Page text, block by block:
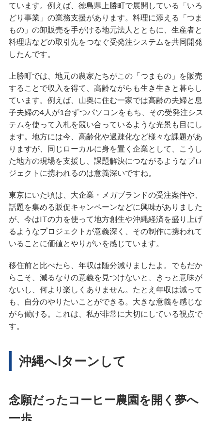
ています。例えば、徳島県上勝町で展開している「いろ
どり事業」の業務支援があります。料理に添える「つま
もの」の卸販売を手がける地元法人とともに、生産者と
料理店などの取引先をつなぐ受発注システムを共同開発
したんです。
上勝町では、地元の農家たちがこの「つまもの」を販売
することで収入を得て、高齢ながらも生き生きと暮らし
ています。例えば、山奥に住む一家では高齢の夫婦と息
子夫婦の4人が1台ずつパソコンをもち、その受発注シス
テムを使って入札を競い合っているような光景も目にし
ます。地方には今、高齢化や過疎化など様々な課題があ
りますが、同じローカルに身を置く企業として、こうし
た地方の現場を支援し、課題解決につながるようなプロ
ジェクトに携われるのは意義深いですね。
東京にいた頃は、大企業・メガブランドの受注案件や、
話題を集める販促キャンペーンなどに興味がありました
が、今はITの力を使って地方創生や沖縄経済を盛り上げ
るようなプロジェクトが意義深く、その制作に携われて
いることに価値とやりがいを感じています。
移住前と比べたら、年収は随分減りましたよ。でもだか
らこそ、減るなりの意義を見つけないと、きっと意味が
ないし、何より楽しくありません。たとえ年収は減って
も、自分のやりたいことができる。大きな意義を感じな
がら働ける。これは、私が非常に大切にしている視点で
す。
沖縄へIターンして
念願だったコーヒー農園を開く夢へ
一歩